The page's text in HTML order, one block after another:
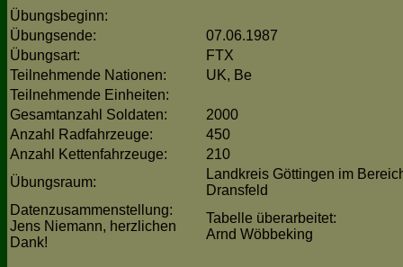
Übungsbeginn:
Übungsende:
07.06.1987
Übungsart:
FTX
Teilnehmende Nationen:
UK, Be
Teilnehmende Einheiten:
Gesamtanzahl Soldaten:
2000
Anzahl Radfahrzeuge:
450
Anzahl Kettenfahrzeuge:
210
Übungsraum:
Landkreis Göttingen im
Dransfeld
Datenzusammenstellung:
Jens Niemann, herzlichen
Dank!
Tabelle überarbeitet:
Arnd Wöbbeking